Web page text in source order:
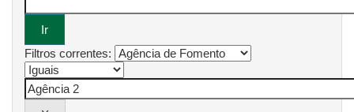
Filtros correntes: